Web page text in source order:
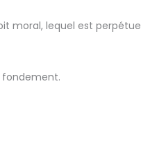
moral, lequel est
fondement.